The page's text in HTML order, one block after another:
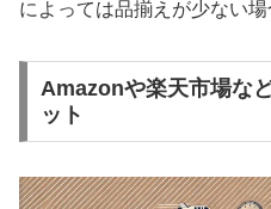
によっては品揃えが少ない場
Amazonや楽天市場な
ット